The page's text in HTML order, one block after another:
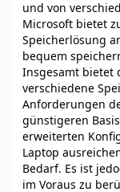
und von
Microsoft bietet
Speicherlösung
bequem
Insgesamt bietet
verschiedene
Anforderungen
günstigeren
erweiterten
Laptop
Bedarf. Es ist
im Voraus zu